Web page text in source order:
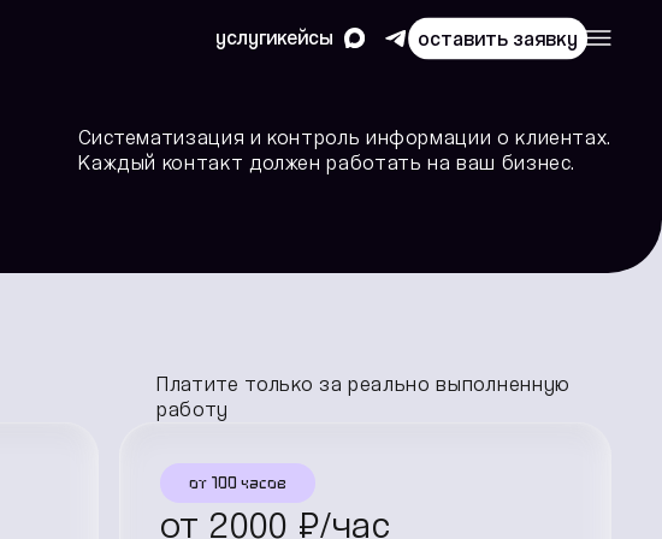
услугикейсы оставить заявку
Систематизация и контроль информации о клиентах.
Каждый контакт должен работать на ваш бизнес.
Платите только за реально выполненную
работу
от 100 часов
от 2000 ₽/час